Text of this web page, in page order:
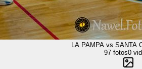
97 fotos0